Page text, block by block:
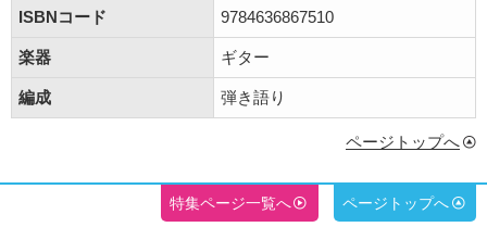
ISBNコード 9784636867510
楽器 ギター
編成 弾き語り
ページトップへ
特集ページ一覧へ ページトップへ